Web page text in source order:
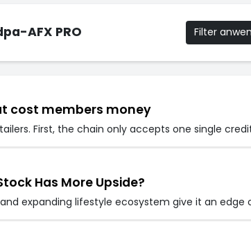
AFX PRO Filter
cost members money
First, the chain only accepts one single
Has More Upside?
expanding lifestyle ecosystem give it an edge